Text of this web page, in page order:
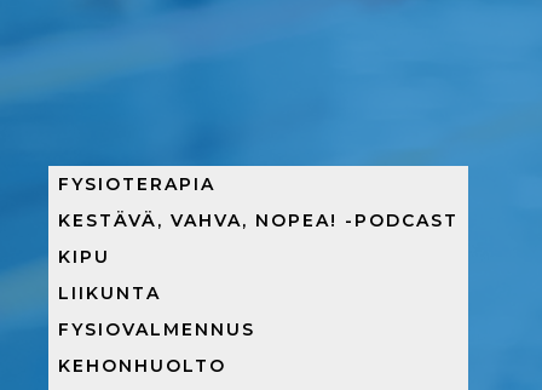
FYSIOTERAPIA
KESTÄVÄ, VAHVA, NOPEA! -PODCAST
KIPU
LIIKUNTA
FYSIOVALMENNUS
KEHONHUOLTO